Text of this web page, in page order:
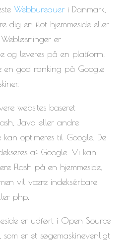
Webbureaueri Danmark,
dig en flot hjemmeside eller
er
og leveres på en platform,
en god ranking på Google
websites baseret
Java eller andre
kan optimeres til Google. De
af Google. Vi kan
Flash på en hjemmeside,
vil være indeksérbare
php.
er udført i Open Source
som er et søgemaskinevenligt